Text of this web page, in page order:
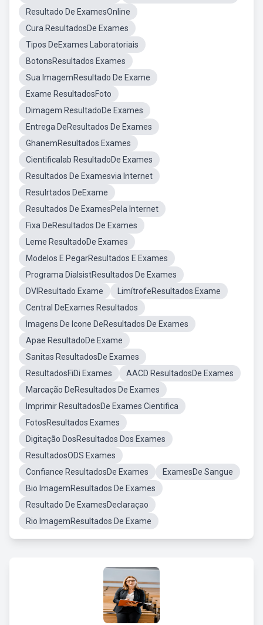
Resultado De ExamesOnline
Cura ResultadosDe Exames
Tipos DeExames Laboratoriais
BotonsResultados Exames
Sua ImagemResultado De Exame
Exame ResultadosFoto
Dimagem ResultadoDe Exames
Entrega DeResultados De Exames
GhanemResultados Exames
Cientificalab ResultadoDe Exames
Resultados De Examesvia Internet
Resulrtados DeExame
Resultados De ExamesPela Internet
Fixa DeResultados De Exames
Leme ResultadoDe Exames
Modelos E PegarResultados E Exames
Programa DialsistResultados De Exames
DVIResultado Exame
LimítrofeResultados Exame
Central DeExames Resultados
Imagens De Icone DeResultados De Exames
Apae ResultadoDe Exame
Sanitas ResultadosDe Exames
ResultadosFiDi Exames
AACD ResultadosDe Exames
Marcação DeResultados De Exames
Imprimir ResultadosDe Exames Cientifica
FotosResultados Exames
Digitação DosResultados Dos Exames
ResultadosODS Exames
Confiance ResultadosDe Exames
ExamesDe Sangue
Bio ImagemResultados De Exames
Resultado De ExamesDeclaraçao
Rio ImagemResultados De Exame